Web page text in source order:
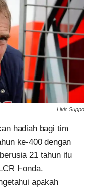
Livio Suppo
hadiah bagi tim
ke-400 dengan
21 tahun itu
Honda.
apakah